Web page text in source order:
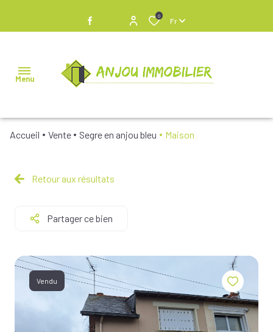
0
Fr
Menu
VENDRE
BIENS
NOS
BIENS À
LOCATION
Accueil Vente Segre en anjou bleu Maison
Retour aux résultats
Partager ce bien
Vendu